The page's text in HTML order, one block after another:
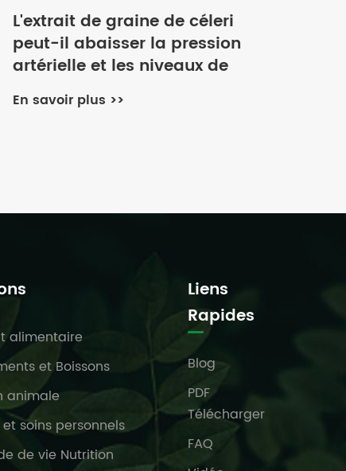
L'extrait de graine de céleri
peut-il abaisser la pression
artérielle et les niveaux de
cholestérol?
En savoir plus >>
alimentaire
et Boissons
animale
soins personnels
de vie Nutrition
Liens
Rapides
Blog
PDF
Télécharger
FAQ